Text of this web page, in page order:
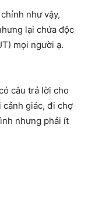
như vậy,
lại chứa độc
mọi người ạ.
câu trả lời cho
giác, đi chợ
nhưng phải ít